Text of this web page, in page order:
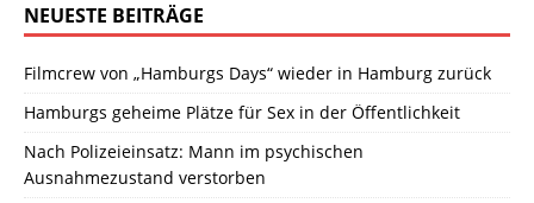
NEUESTE BEITRÄGE
Filmcrew von „Hamburgs Days“ wieder in Hamburg zurück
Hamburgs geheime Plätze für Sex in der Öffentlichkeit
Nach Polizeieinsatz: Mann im psychischen
Ausnahmezustand verstorben